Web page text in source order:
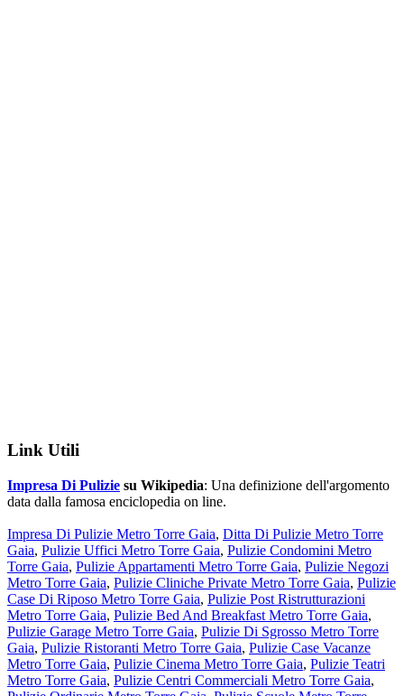
Link Utili
Impresa Di Pulizie su Wikipedia: Una definizione dell'argomento
data dalla famosa enciclopedia on line.
Impresa Di Pulizie Metro Torre Gaia, Ditta Di Pulizie Metro Torre
Gaia, Pulizie Uffici Metro Torre Gaia, Pulizie Condomini Metro
Torre Gaia, Pulizie Appartamenti Metro Torre Gaia, Pulizie Negozi
Metro Torre Gaia, Pulizie Cliniche Private Metro Torre Gaia, Pulizie
Case Di Riposo Metro Torre Gaia, Pulizie Post Ristrutturazioni
Metro Torre Gaia, Pulizie Bed And Breakfast Metro Torre Gaia,
Pulizie Garage Metro Torre Gaia, Pulizie Di Sgrosso Metro Torre
Gaia, Pulizie Ristoranti Metro Torre Gaia, Pulizie Case Vacanze
Metro Torre Gaia, Pulizie Cinema Metro Torre Gaia, Pulizie Teatri
Metro Torre Gaia, Pulizie Centri Commerciali Metro Torre Gaia,